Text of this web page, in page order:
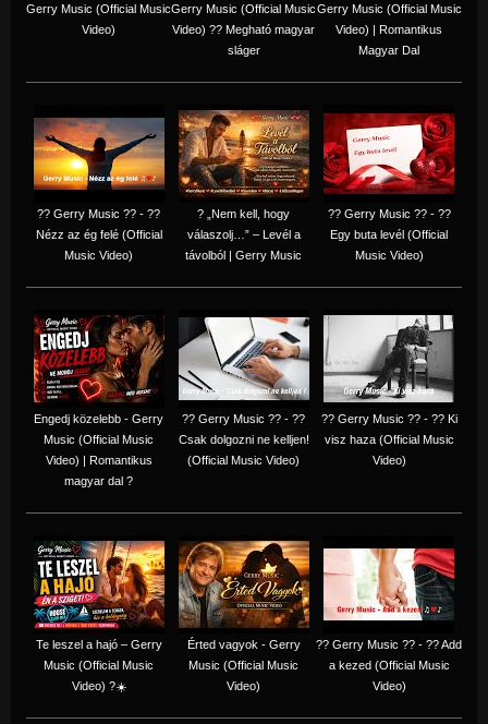
Gerry Music (Official Music
Video)
Gerry Music (Official Music
Video) ?? Megható magyar
sláger
Gerry Music (Official Music
Video) | Romantikus
Magyar Dal
?? Gerry Music ?? - ??
Nézz az ég felé (Official
Music Video)
? „Nem kell, hogy
válaszolj…” – Levél a
távolból | Gerry Music
?? Gerry Music ?? - ??
Egy buta levél (Official
Music Video)
Engedj közelebb - Gerry
Music (Official Music
Video) | Romantikus
magyar dal ?
?? Gerry Music ?? - ??
Csak dolgozni ne kelljen!
(Official Music Video)
?? Gerry Music ?? - ?? Ki
visz haza (Official Music
Video)
Te leszel a hajó – Gerry
Music (Official Music
Video) ?☀️
Érted vagyok - Gerry
Music (Official Music
Video)
?? Gerry Music ?? - ?? Add
a kezed (Official Music
Video)